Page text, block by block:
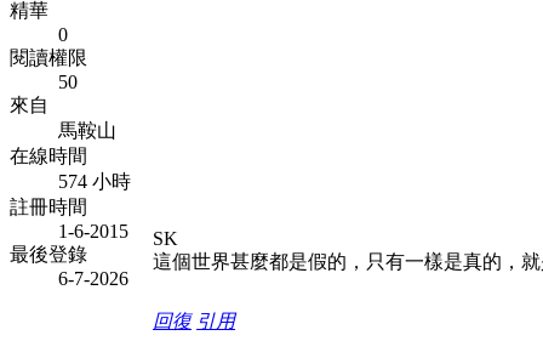
精華
0
閱讀權限
50
來自
馬鞍山
在線時間
574 小時
註冊時間
1-6-2015
最後登錄
6-7-2026
SK
這個世界甚麼都是假的，只有一樣是真的，
回復 引用